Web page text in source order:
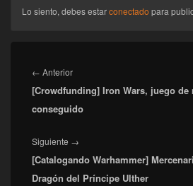
Lo siento, debes estarconectado para
de
entradas
← AnteriorEntrada
anterior:
[Crowdfunding] Iron Wars, juego de
conseguido
Siguiente →
siguiente:
[Catalogando Warhammer]
Dragón del Príncipe Ulther